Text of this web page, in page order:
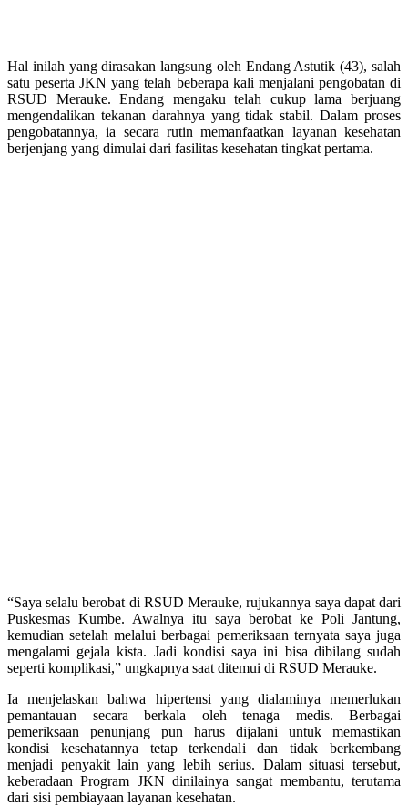
Hal inilah yang dirasakan langsung oleh Endang Astutik (43), salah
satu peserta JKN yang telah beberapa kali menjalani pengobatan di
RSUD Merauke. Endang mengaku telah cukup lama berjuang
mengendalikan tekanan darahnya yang tidak stabil. Dalam proses
pengobatannya, ia secara rutin memanfaatkan layanan kesehatan
berjenjang yang dimulai dari fasilitas kesehatan tingkat pertama.
“Saya selalu berobat di RSUD Merauke, rujukannya saya dapat dari
Puskesmas Kumbe. Awalnya itu saya berobat ke Poli Jantung,
kemudian setelah melalui berbagai pemeriksaan ternyata saya juga
mengalami gejala kista. Jadi kondisi saya ini bisa dibilang sudah
seperti komplikasi,” ungkapnya saat ditemui di RSUD Merauke.
Ia menjelaskan bahwa hipertensi yang dialaminya memerlukan
pemantauan secara berkala oleh tenaga medis. Berbagai
pemeriksaan penunjang pun harus dijalani untuk memastikan
kondisi kesehatannya tetap terkendali dan tidak berkembang
menjadi penyakit lain yang lebih serius. Dalam situasi tersebut,
keberadaan Program JKN dinilainya sangat membantu, terutama
dari sisi pembiayaan layanan kesehatan.